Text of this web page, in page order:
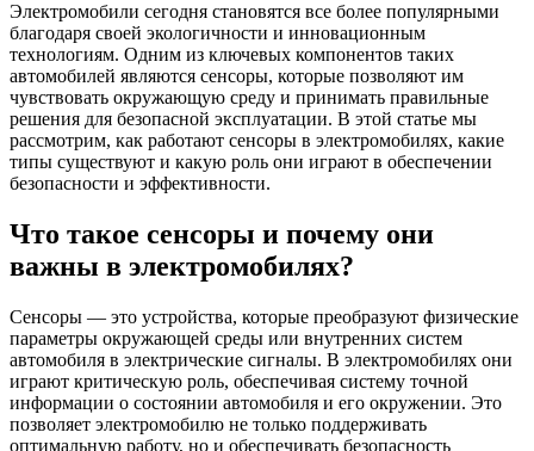
Электромобили сегодня становятся все более популярными
благодаря своей экологичности и инновационным
технологиям. Одним из ключевых компонентов таких
автомобилей являются сенсоры, которые позволяют им
чувствовать окружающую среду и принимать правильные
решения для безопасной эксплуатации. В этой статье мы
рассмотрим, как работают сенсоры в электромобилях, какие
типы существуют и какую роль они играют в обеспечении
безопасности и эффективности.
Что такое сенсоры и почему они
важны в электромобилях?
Сенсоры — это устройства, которые преобразуют физические
параметры окружающей среды или внутренних систем
автомобиля в электрические сигналы. В электромобилях они
играют критическую роль, обеспечивая систему точной
информации о состоянии автомобиля и его окружении. Это
позволяет электромобилю не только поддерживать
оптимальную работу, но и обеспечивать безопасность